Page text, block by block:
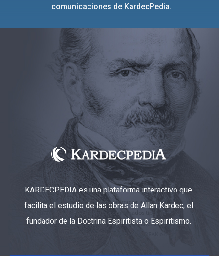
comunicaciones de KardecPedia.
KARDECPEDIA es una plataforma interactivo que
facilita el estudio de las obras de Allan Kardec, el
fundador de la Doctrina Espiritista o Espiritismo.